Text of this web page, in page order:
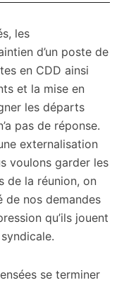
les
d’un poste de
en CDD ainsi
et la mise en
les départs
pas de réponse.
externalisation
voulons garder les
de la réunion, on
de nos demandes
qu’ils jouent
se terminer